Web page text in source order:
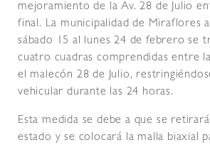
mejoramiento de la Av. 28 de Julio
final. La municipalidad de Miraflores
sábado 15 al lunes 24 de febrero se
cuatro cuadras comprendidas entre
el malecón 28 de Julio,
vehicular durante las 24 horas.
Esta medida se debe a que se
estado y se colocará la malla biaxial